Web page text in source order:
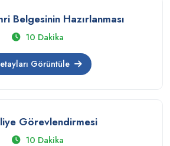
Belgesinin Hazırlanması
10 Dakika
Görüntüle
Görevlendirmesi
10 Dakika